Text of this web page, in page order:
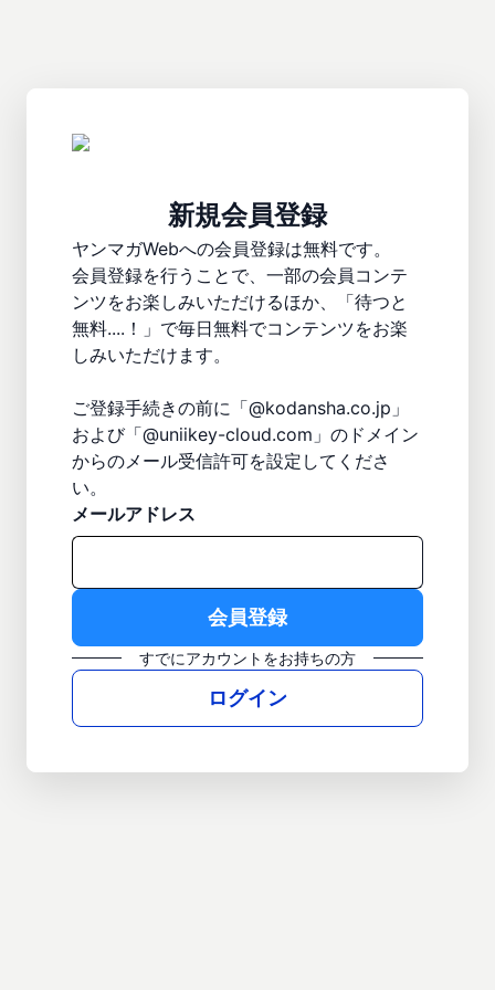
新規会員登録
ヤンマガWebへの会員登録は無料です。
会員登録を行うことで、一部の会員コンテ
ンツをお楽しみいただけるほか、「待つと
無料....！」で毎日無料でコンテンツをお楽
しみいただけます。
ご登録手続きの前に「@kodansha.co.jp」
および「@uniikey-cloud.com」のドメイン
からのメール受信許可を設定してくださ
い。
メールアドレス
すでにアカウントをお持ちの方